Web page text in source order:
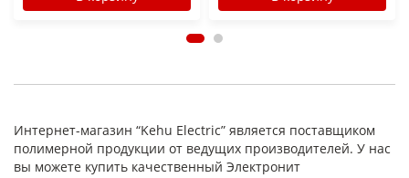
Интернет-магазин “Kehu Electric” является поставщиком
полимерной продукции от ведущих производителей. У нас
вы можете купить качественный Электронит